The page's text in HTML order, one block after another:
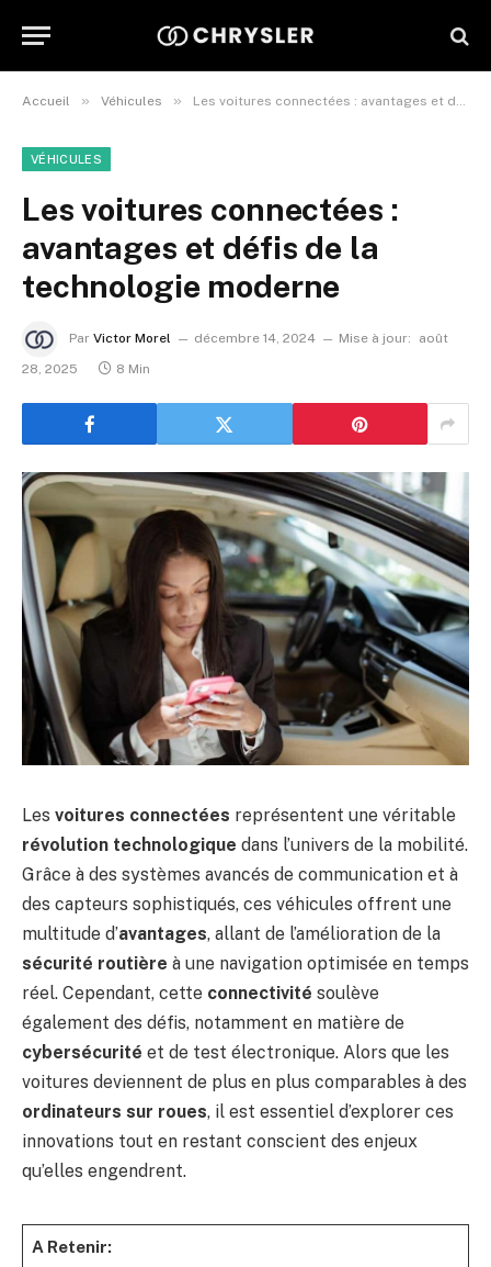
Accueil » Véhicules » Les voitures connectées : avantages et défis de la technologie moderne
VÉHICULES
Les voitures connectées :
avantages et défis de la
technologie moderne
Par Victor Morel décembre 14, 2024 Mise à jour:
août
28, 2025
8 Min
Les voitures connectées représentent une véritable
révolution technologique dans l’univers de la mobilité.
Grâce à des systèmes avancés de communication et à
des capteurs sophistiqués, ces véhicules offrent une
multitude d’avantages, allant de l’amélioration de la
sécurité routière à une navigation optimisée en temps
réel. Cependant, cette connectivité soulève
également des défis, notamment en matière de
cybersécurité et de test électronique. Alors que les
voitures deviennent de plus en plus comparables à des
ordinateurs sur roues, il est essentiel d’explorer ces
innovations tout en restant conscient des enjeux
qu’elles engendrent.
A Retenir: